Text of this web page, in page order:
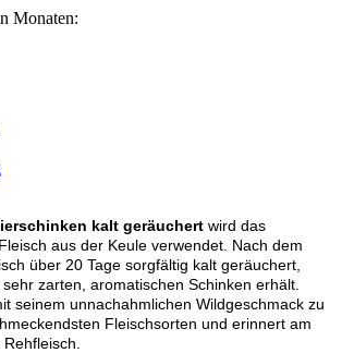
Monaten:
kalt geräuchert wird das
aus der Keule verwendet. Nach dem
über 20 Tage sorgfältig kalt geräuchert,
zarten, aromatischen Schinken erhält.
seinem unnachahmlichen Wildgeschmack zu
Fleischsorten und erinnert am